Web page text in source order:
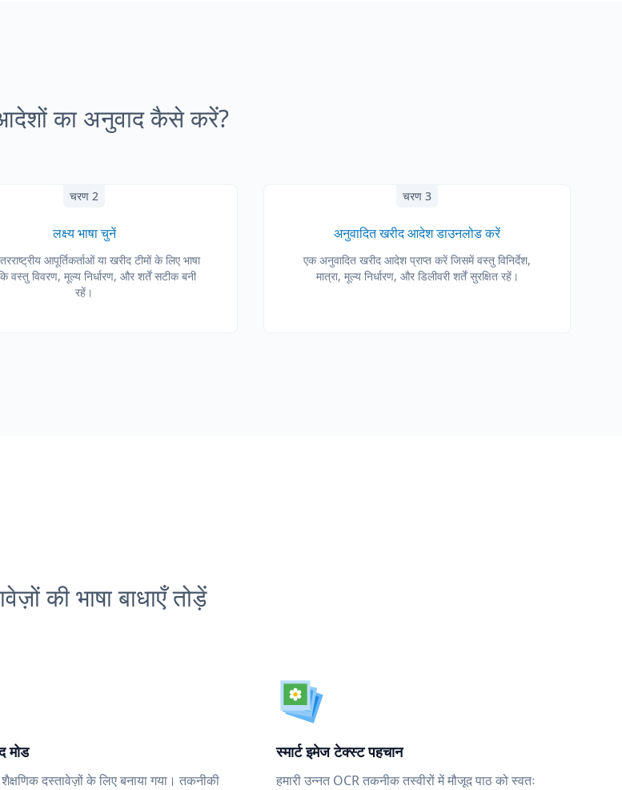
का अनुवाद कैसे करें?
चरण 2
लक्ष्य भाषा चुनें
आपूर्तिकर्ताओं या खरीद टीमों के लिए भाषा
वस्तु विवरण, मूल्य निर्धारण, और शर्तें सटीक बनी
रहें।
चरण 3
अनुवादित खरीद आदेश डाउनलोड करें
एक अनुवादित खरीद आदेश प्राप्त करें जिसमें वस्तु विनिर्देश,
मात्रा, मूल्य निर्धारण, और डिलीवरी शर्तें सुरक्षित रहें।
की भाषा बाधाएँ तोड़ें
मोड
दस्तावेज़ों के लिए बनाया गया। तकनीकी
स्मार्ट इमेज टेक्स्ट पहचान
हमारी उन्नत OCR तकनीक तस्वीरों में मौजूद पाठ को स्वतः